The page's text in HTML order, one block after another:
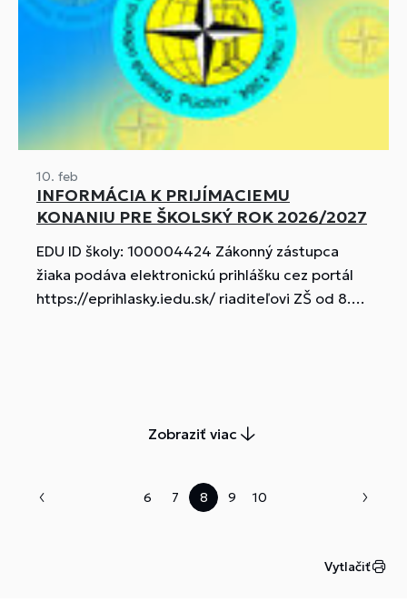
10. feb
INFORMÁCIA K PRIJÍMACIEMU
KONANIU PRE ŠKOLSKÝ ROK 2026/2027
EDU ID školy: 100004424 Zákonný zástupca
žiaka podáva elektronickú prihlášku cez portál
https://eprihlasky.iedu.sk/ riaditeľovi ZŠ od 8.
učebných odborov budú uchádzači prijímaní bez
výsledkov a kritérií prijímacieho konania.
Zobraziť viac
6 7 8 9 10
Vytlačiť